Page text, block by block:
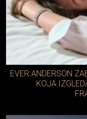
EVER ANDERSON
KOJA